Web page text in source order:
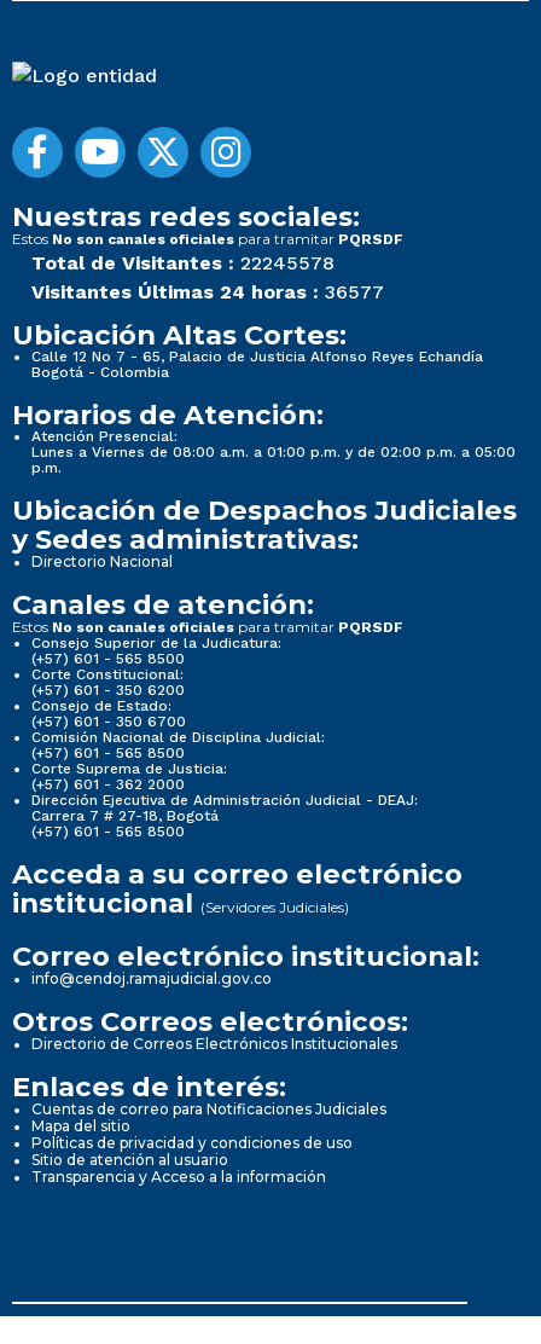
Nuestras redes sociales:
Estos No son canales oficiales para tramitar PQRSDF
Total de Visitantes : 22245578
Visitantes Últimas 24 horas : 36577
Ubicación Altas Cortes:
Calle 12 No 7 - 65, Palacio de Justicia Alfonso Reyes Echandía
Bogotá - Colombia
Horarios de Atención:
Atención Presencial:
Lunes a Viernes de 08:00 a.m. a 01:00 p.m. y de 02:00 p.m. a 05:00
p.m.
Ubicación de Despachos Judiciales
y Sedes administrativas:
Directorio Nacional
Canales de atención:
Estos No son canales oficiales para tramitar PQRSDF
Consejo Superior de la Judicatura:
(+57) 601 - 565 8500
Corte Constitucional:
(+57) 601 - 350 6200
Consejo de Estado:
(+57) 601 - 350 6700
Comisión Nacional de Disciplina Judicial:
(+57) 601 - 565 8500
Corte Suprema de Justicia:
(+57) 601 - 362 2000
Dirección Ejecutiva de Administración Judicial - DEAJ:
Carrera 7 # 27-18, Bogotá
(+57) 601 - 565 8500
Acceda a su correo electrónico
institucional (Servidores Judiciales)
Correo electrónico institucional:
info@cendoj.ramajudicial.gov.co
Otros Correos electrónicos:
Directorio de Correos Electrónicos Institucionales
Enlaces de interés:
Cuentas de correo para Notificaciones Judiciales
Mapa del sitio
Políticas de privacidad y condiciones de uso
Sitio de atención al usuario
Transparencia y Acceso a la información